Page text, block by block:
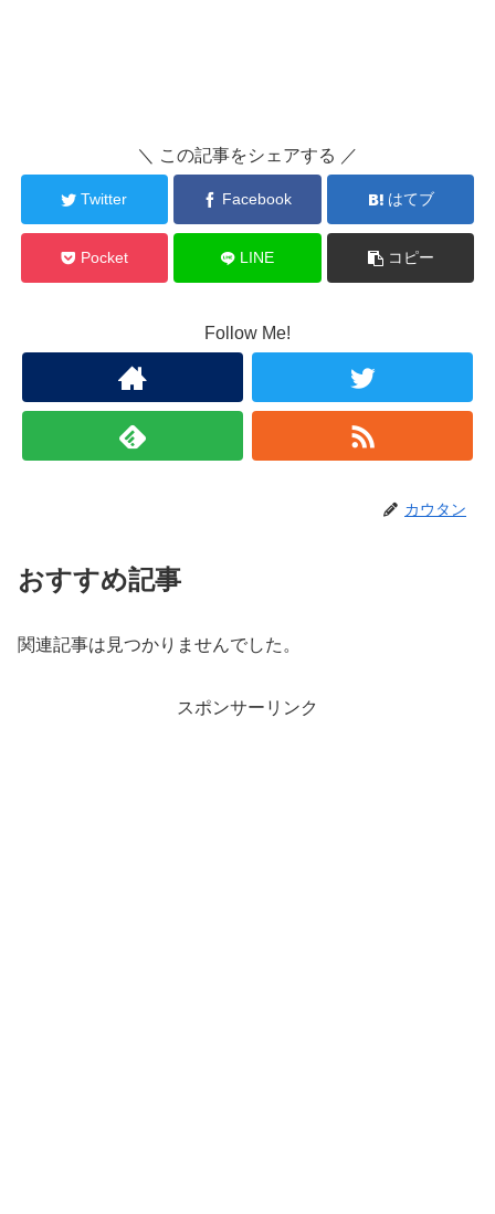
＼ この記事をシェアする ／
Twitter Facebook はてブ
Pocket LINE コピー
Follow Me!
カウタン
おすすめ記事
関連記事は見つかりませんでした。
スポンサーリンク